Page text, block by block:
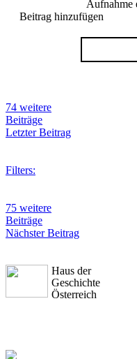
Aufnahme
Beitrag hinzufügen
74 weitere
Beiträge
Letzter Beitrag
Filters:
75 weitere
Beiträge
Nächster Beitrag
Haus der
Geschichte
Österreich